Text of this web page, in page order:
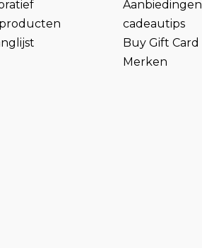
Aanbiedingen
cadeautips
Buy Gift Card
Merken